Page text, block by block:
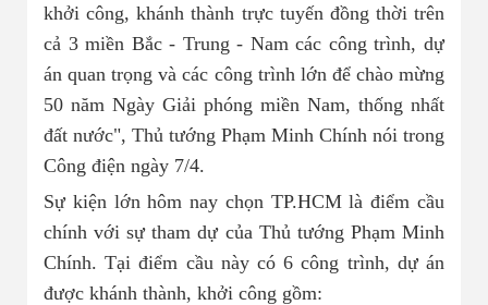
khởi công, khánh thành trực tuyến đồng thời trên
cả 3 miền Bắc - Trung - Nam các công trình, dự
án quan trọng và các công trình lớn để chào mừng
50 năm Ngày Giải phóng miền Nam, thống nhất
đất nước", Thủ tướng Phạm Minh Chính nói trong
Công điện ngày 7/4.
Sự kiện lớn hôm nay chọn TP.HCM là điểm cầu
chính với sự tham dự của Thủ tướng Phạm Minh
Chính. Tại điểm cầu này có 6 công trình, dự án
được khánh thành, khởi công gồm: